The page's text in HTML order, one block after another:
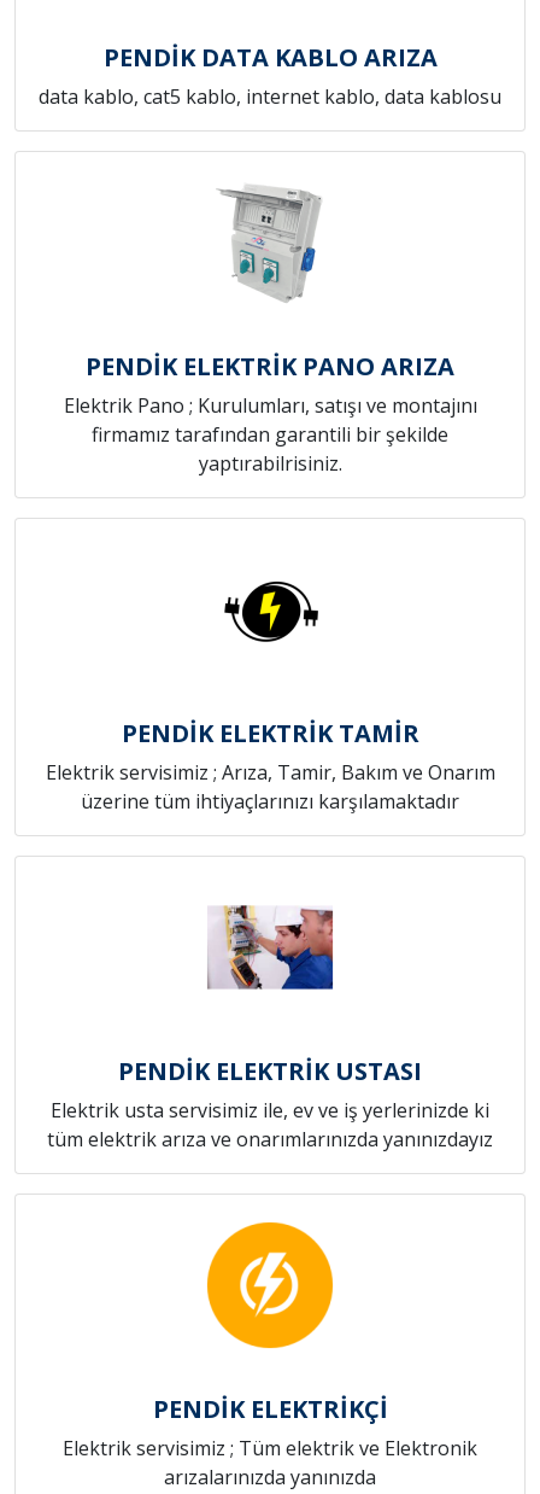
PENDİK DATA KABLO ARIZA
data kablo, cat5 kablo, internet kablo, data kablosu
PENDİK ELEKTRİK PANO ARIZA
Elektrik Pano ; Kurulumları, satışı ve montajını
firmamız tarafından garantili bir şekilde
yaptırabilrisiniz.
PENDİK ELEKTRİK TAMİR
Elektrik servisimiz ; Arıza, Tamir, Bakım ve Onarım
üzerine tüm ihtiyaçlarınızı karşılamaktadır
PENDİK ELEKTRİK USTASI
Elektrik usta servisimiz ile, ev ve iş yerlerinizde ki
tüm elektrik arıza ve onarımlarınızda yanınızdayız
PENDİK ELEKTRİKÇİ
Elektrik servisimiz ; Tüm elektrik ve Elektronik
arızalarınızda yanınızda